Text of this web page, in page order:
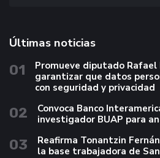
Últimas noticias
01
Promueve diputado Rafael
garantizar que datos
con seguridad y privacidad
02
Convoca Banco
investigador BUAP para
03
Reafirma Tonantzin
la base trabajadora de